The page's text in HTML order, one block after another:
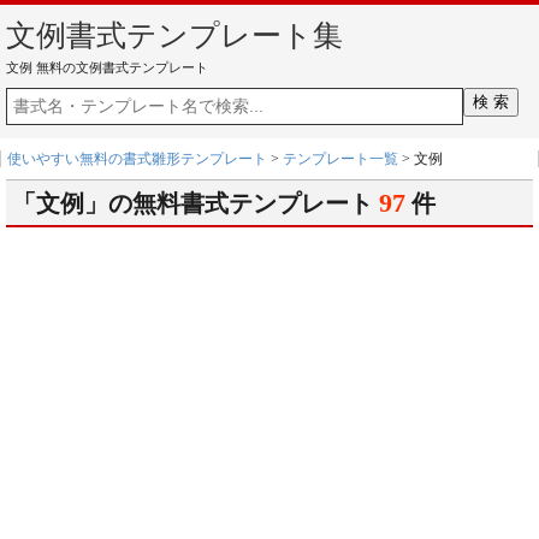
文例書式テンプレート集
文例 無料の文例書式テンプレート
使いやすい無料の書式雛形テンプレート > テンプレート一覧 > 文例
「文例」の無料書式テンプレート 97 件